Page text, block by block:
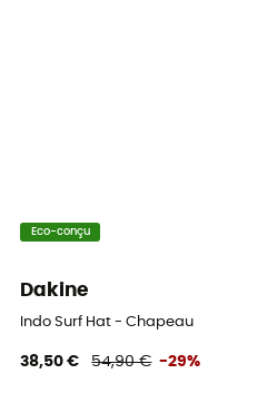
Eco-conçu
Dakine
Indo Surf Hat - Chapeau
38,50 € 54,90 € -29%